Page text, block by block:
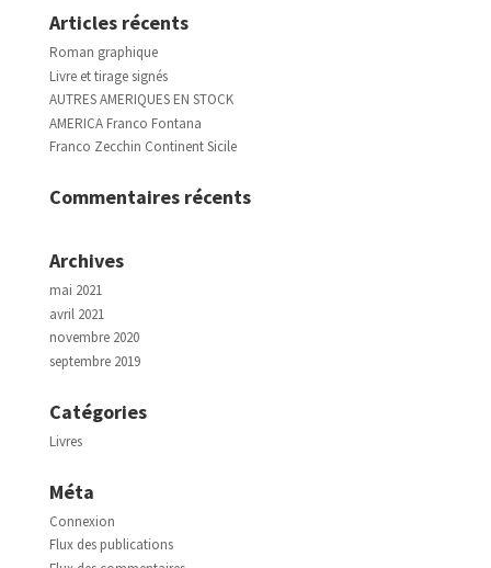
Articles récents
Roman graphique
Livre et tirage signés
AUTRES AMERIQUES EN STOCK
AMERICA Franco Fontana
Franco Zecchin Continent Sicile
Commentaires récents
Archives
mai 2021
avril 2021
novembre 2020
septembre 2019
Catégories
Livres
Méta
Connexion
Flux des publications